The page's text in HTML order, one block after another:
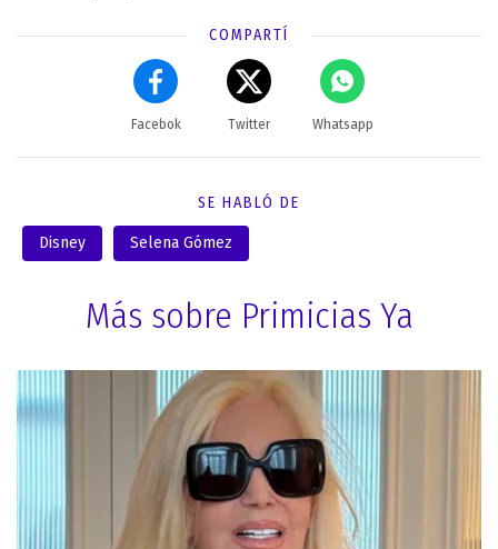
COMPARTÍ
Facebok Twitter Whatsapp
SE HABLÓ DE
Disney Selena Gómez
Más sobre Primicias Ya